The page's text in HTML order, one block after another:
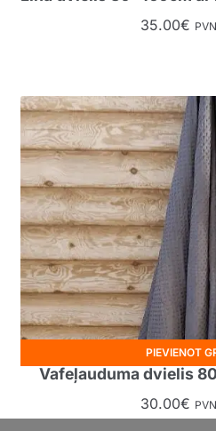
35.00€
Vafeļauduma dvielis
30.00€
PIEVIENOT